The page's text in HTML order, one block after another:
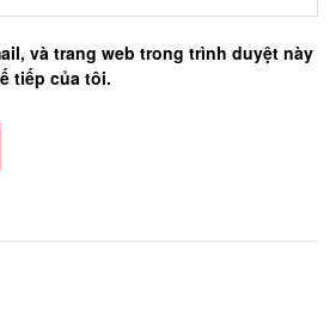
và trang web trong trình duyệt này
tiếp của tôi.